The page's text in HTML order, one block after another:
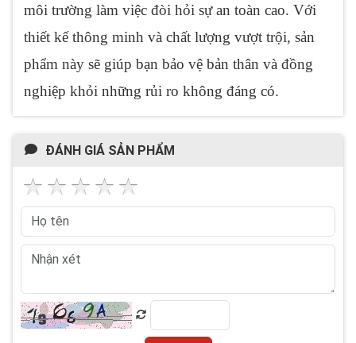
môi trường làm việc đòi hỏi sự an toàn cao. Với
thiết kế thông minh và chất lượng vượt trội, sản
phẩm này sẽ giúp bạn bảo vệ bản thân và đồng
nghiệp khỏi những rủi ro không đáng có.
ĐÁNH GIÁ SẢN PHẨM